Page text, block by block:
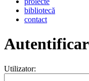
bibliotecă
contact
Utilizator: